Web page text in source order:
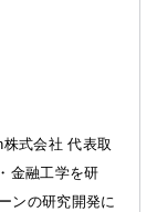
式会社 代表取
金融工学を研
ンの研究開発に